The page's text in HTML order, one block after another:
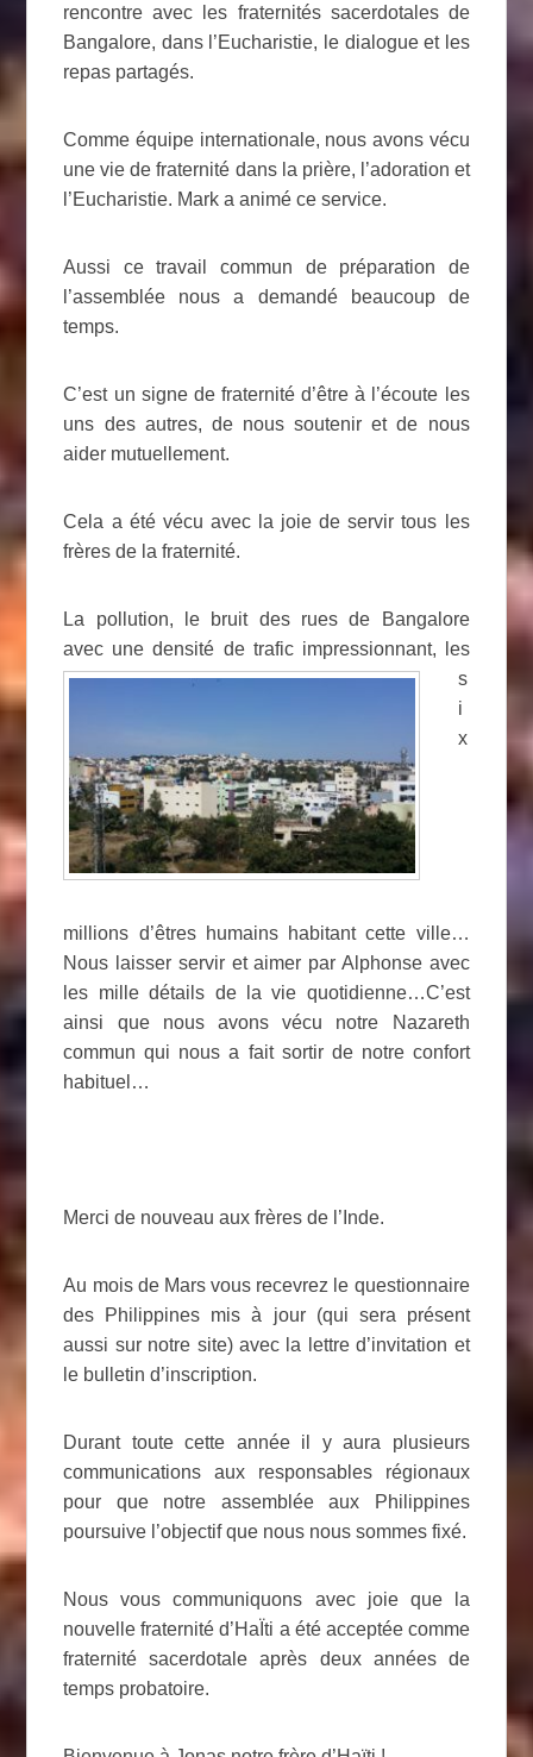
rencontre avec les fraternités sacerdotales de
Bangalore, dans l’Eucharistie, le dialogue et les
repas partagés.
Comme équipe internationale, nous avons vécu
une vie de fraternité dans la prière, l’adoration et
l’Eucharistie. Mark a animé ce service.
Aussi ce travail commun de préparation de
l’assemblée nous a demandé beaucoup de
temps.
C’est un signe de fraternité d’être à l’écoute les
uns des autres, de nous soutenir et de nous
aider mutuellement.
Cela a été vécu avec la joie de servir tous les
frères de la fraternité.
La pollution, le bruit des rues de Bangalore
avec une densité de trafic impressionnant, les
s
i
x
millions d’êtres humains habitant cette ville…
Nous laisser servir et aimer par Alphonse avec
les mille détails de la vie quotidienne…C’est
ainsi que nous avons vécu notre Nazareth
commun qui nous a fait sortir de notre confort
habituel…
Merci de nouveau aux frères de l’Inde.
Au mois de Mars vous recevrez le questionnaire
des Philippines mis à jour (qui sera présent
aussi sur notre site) avec la lettre d’invitation et
le bulletin d’inscription.
Durant toute cette année il y aura plusieurs
communications aux responsables régionaux
pour que notre assemblée aux Philippines
poursuive l’objectif que nous nous sommes fixé.
Nous vous communiquons avec joie que la
nouvelle fraternité d’HaÏti a été acceptée comme
fraternité sacerdotale après deux années de
temps probatoire.